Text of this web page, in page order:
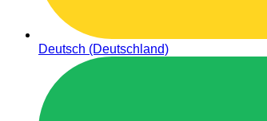
Deutsch (Deutschland)